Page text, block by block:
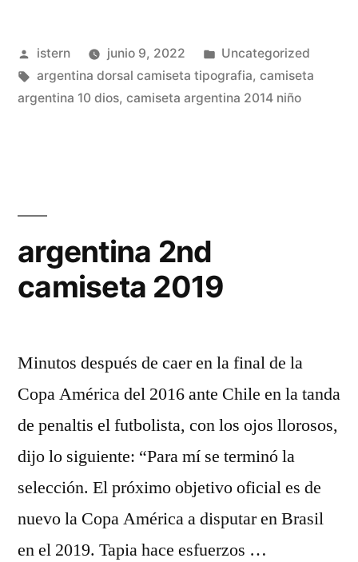
Publicado
por
istern junio 9, 2022
Publicado
en
Uncategorized
Etiquetas:
argentina dorsal camiseta tipografia, camiseta
argentina 10 dios, camiseta argentina 2014 niño
argentina 2nd
camiseta 2019
Minutos después de caer en la final de la
Copa América del 2016 ante Chile en la tanda
de penaltis el futbolista, con los ojos llorosos,
dijo lo siguiente: “Para mí se terminó la
selección. El próximo objetivo oficial es de
nuevo la Copa América a disputar en Brasil
en el 2019. Tapia hace esfuerzos …